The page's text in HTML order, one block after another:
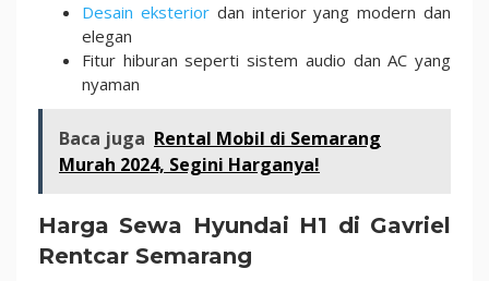
Desain eksteriordan interior yang modern dan
elegan
Fitur hiburan seperti sistem audio dan AC yang
nyaman
Baca juga Rental Mobil di Semarang
Murah 2024, Segini Harganya!
Harga Sewa Hyundai H1 di Gavriel
Rentcar Semarang